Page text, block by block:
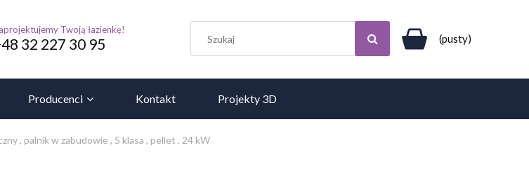
Twoją łazienkę!
32 227 30 95 (pusty)
Producenci Kontakt Projekty 3D
, palnik w zabudowie , 5 klasa , pellet , 24 kW